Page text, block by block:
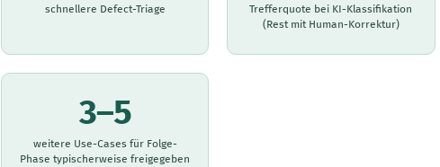
schnellere Defect-Triage
Trefferquote bei KI-Klassifikation
(Rest mit Human-Korrektur)
3–5
weitere Use-Cases für Folge-
Phase typischerweise freigegeben